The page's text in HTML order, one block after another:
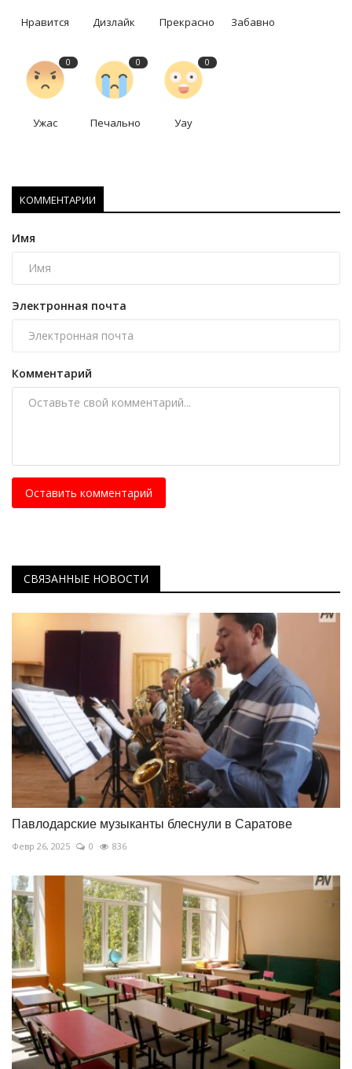
Нравится Дизлайк Прекрасно Забавно
0
Ужас
0
Печально
0
Уау
КОММЕНТАРИИ
Имя
Электронная почта
Комментарий
Оставить комментарий
СВЯЗАННЫЕ НОВОСТИ
Павлодарские музыканты блеснули в Саратове
Февр 26, 2025 0 836